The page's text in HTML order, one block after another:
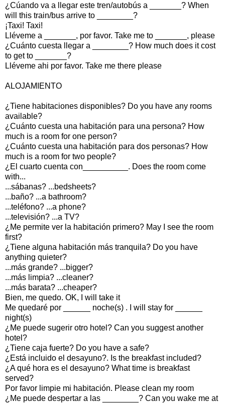
¿Cúando va a llegar este tren/autobús a _______? When
will this train/bus arrive to ________?
¡Taxi! Taxi!
Lléveme a _______, por favor. Take me to _______, please
¿Cuánto cuesta llegar a ________? How much does it cost
to get to _______?
Lléveme ahi por favor. Take me there please
ALOJAMIENTO
¿Tiene habitaciones disponibles? Do you have any rooms
available?
¿Cuánto cuesta una habitación para una persona? How
much is a room for one person?
¿Cuánto cuesta una habitación para dos personas? How
much is a room for two people?
¿El cuarto cuenta con__________. Does the room come
with...
...sábanas? ...bedsheets?
...baño? ...a bathroom?
...teléfono? ...a phone?
...televisión? ...a TV?
¿Me permite ver la habitación primero? May I see the room
first?
¿Tiene alguna habitación más tranquila? Do you have
anything quieter?
...más grande? ...bigger?
...más limpia? ...cleaner?
...más barata? ...cheaper?
Bien, me quedo. OK, I will take it
Me quedaré por ______ noche(s) . I will stay for ______
night(s)
¿Me puede sugerir otro hotel? Can you suggest another
hotel?
¿Tiene caja fuerte? Do you have a safe?
¿Está incluido el desayuno?. Is the breakfast included?
¿A qué hora es el desayuno? What time is breakfast
served?
Por favor limpie mi habitación. Please clean my room
¿Me puede despertar a las ________? Can you wake me at